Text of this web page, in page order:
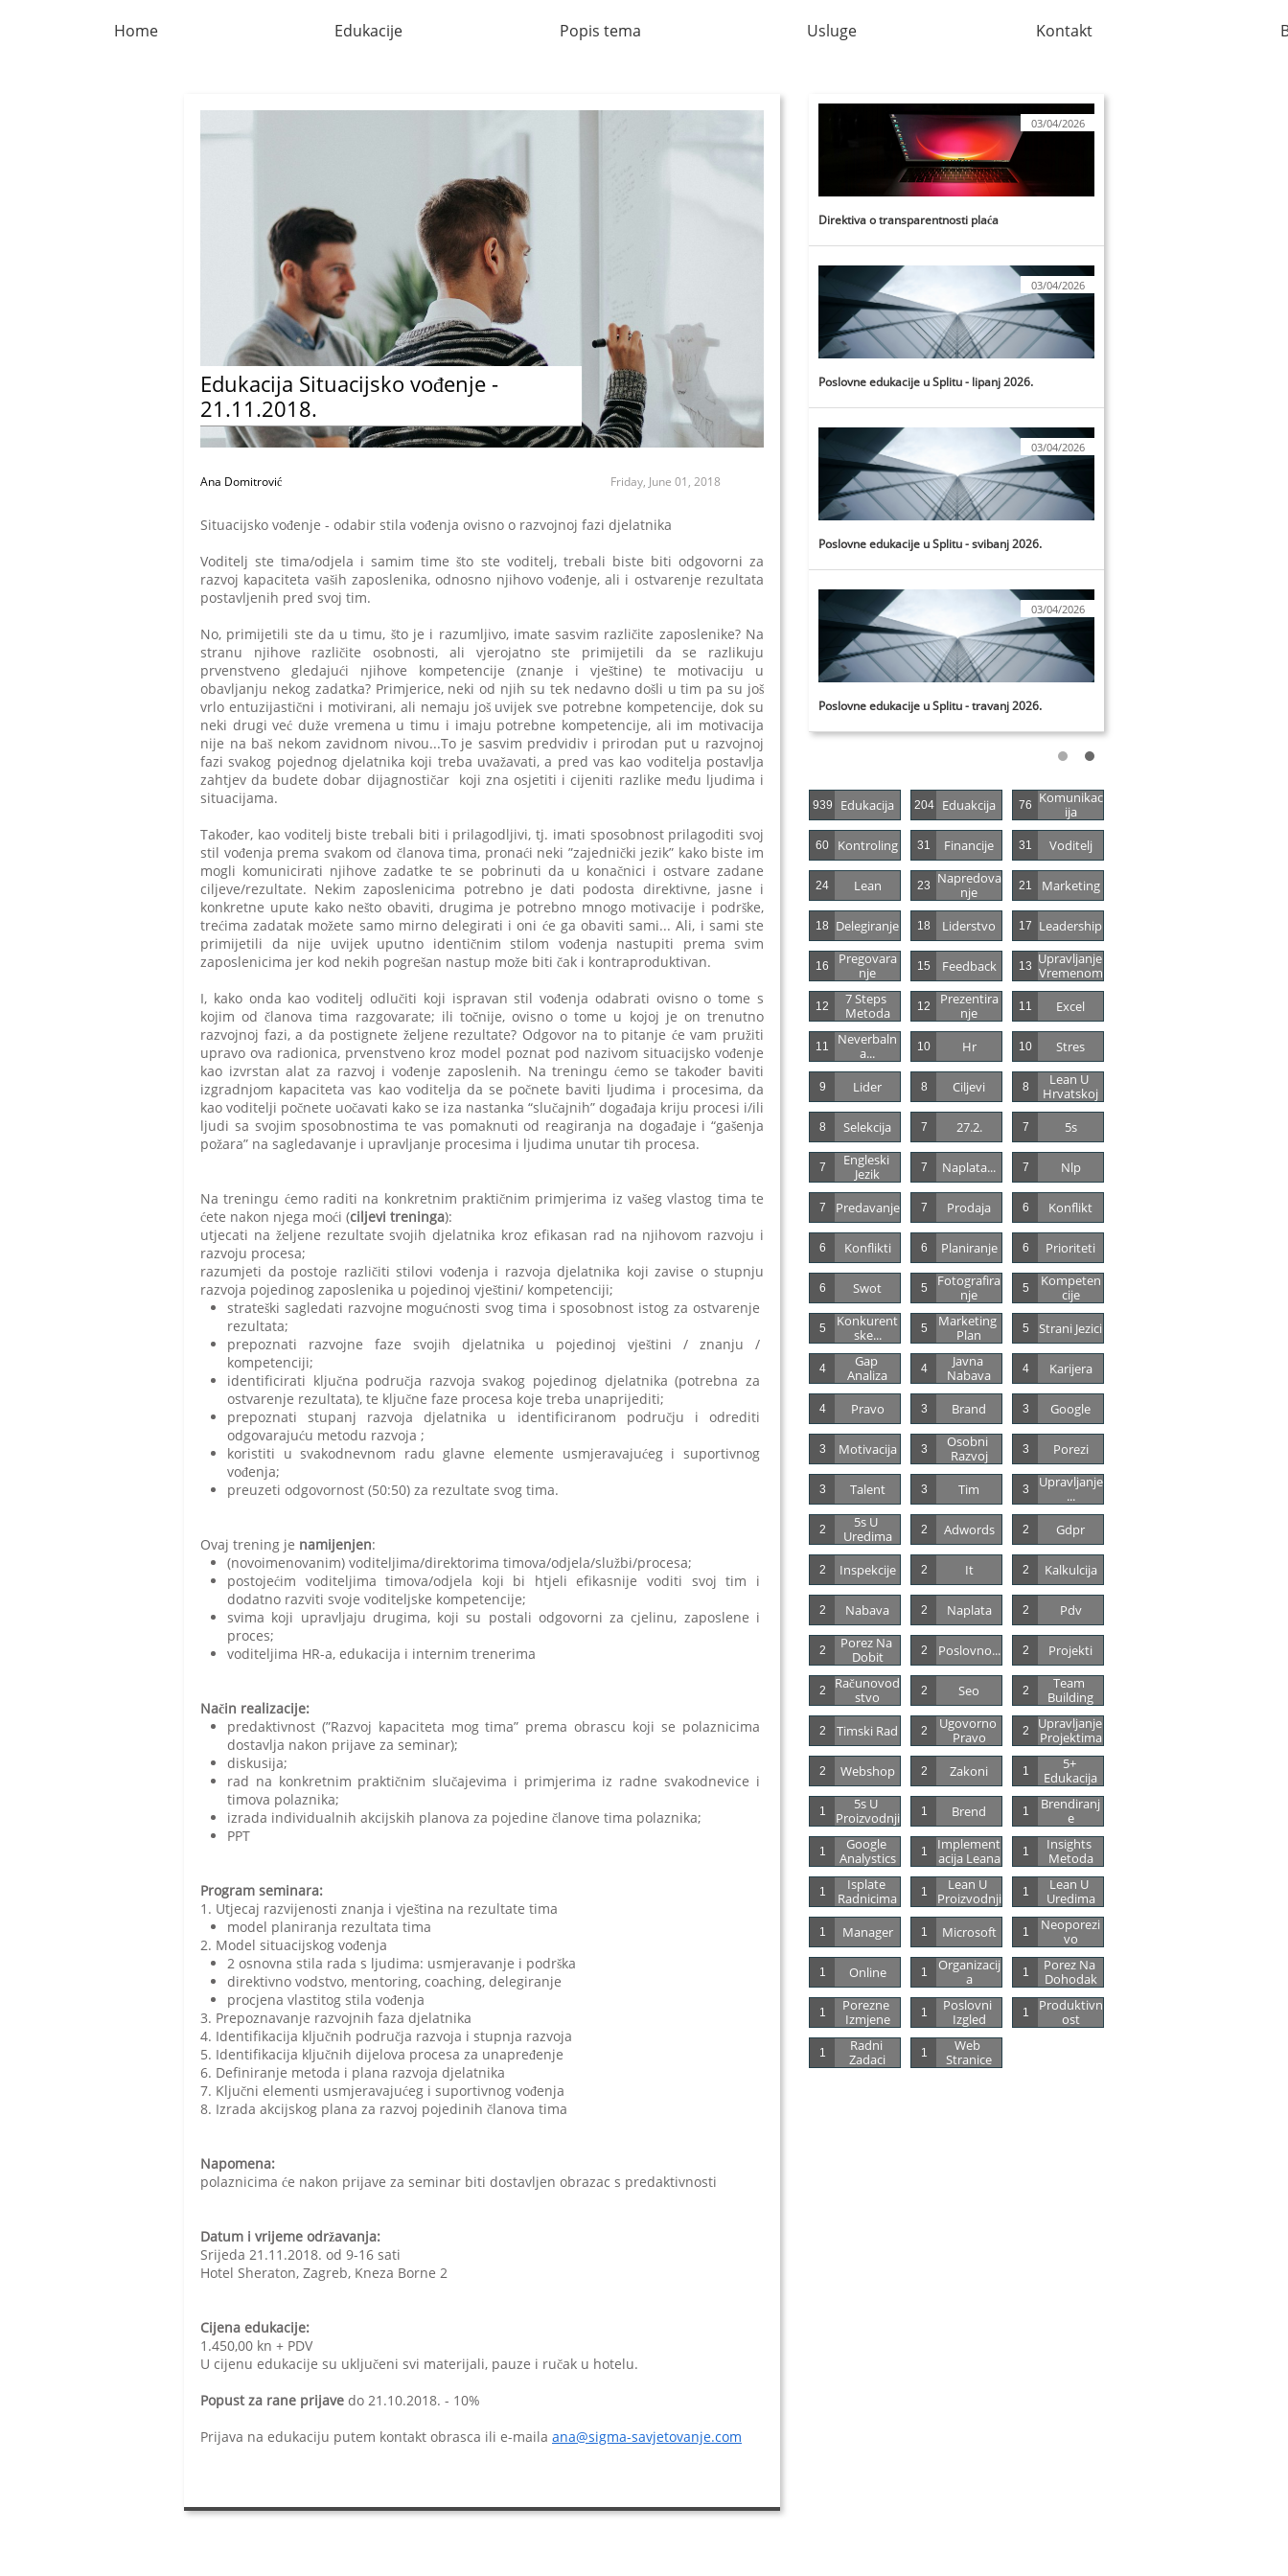
Home Edukacije Popis tema Usluge Kontakt
Direktiva o transparentnosti plaća
03/04/2026
Poslovne edukacije u Splitu - lipanj 2026.
03/04/2026
Poslovne edukacije u Splitu - svibanj 2026.
03/04/2026
Poslovne edukacije u Splitu - travanj 2026.
03/04/2026
Friday, June 01, 2018
Situacijsko vođenje - odabir stila vođenja ovisno o razvojnoj fazi djelatnika
Voditelj ste tima/odjela i samim time što ste voditelj, trebali biste biti odgovorni za
razvoj kapaciteta vaših zaposlenika, odnosno njihovo vođenje, ali i ostvarenje rezultata
postavljenih pred svoj tim.
No, primijetili ste da u timu, što je i razumljivo, imate sasvim različite zaposlenike? Na
stranu njihove različite osobnosti, ali vjerojatno ste primijetili da se razlikuju
prvenstveno gledajući njihove kompetencije (znanje i vještine) te motivaciju u
obavljanju nekog zadatka? Primjerice, neki od njih su tek nedavno došli u tim pa su još
vrlo entuzijastični i motivirani, ali nemaju još uvijek sve potrebne kompetencije, dok su
neki drugi već duže vremena u timu i imaju potrebne kompetencije, ali im motivacija
nije na baš nekom zavidnom nivou...To je sasvim predvidiv i prirodan put u razvojnoj
fazi svakog pojednog djelatnika koji treba uvažavati, a pred vas kao voditelja postavlja
zahtjev da budete dobar dijagnostičar koji zna osjetiti i cijeniti razlike među ljudima i
situacijama.
Također, kao voditelj biste trebali biti i prilagodljivi, tj. imati sposobnost prilagoditi svoj
stil vođenja prema svakom od članova tima, pronaći neki ”zajednički jezik” kako biste im
mogli komunicirati njihove zadatke te se pobrinuti da u konačnici i ostvare zadane
ciljeve/rezultate. Nekim zaposlenicima potrebno je dati podosta direktivne, jasne i
konkretne upute kako nešto obaviti, drugima je potrebno mnogo motivacije i podrške,
trećima zadatak možete samo mirno delegirati i oni će ga obaviti sami... Ali, i sami ste
primijetili da nije uvijek uputno identičnim stilom vođenja nastupiti prema svim
zaposlenicima jer kod nekih pogrešan nastup može biti čak i kontraproduktivan.
I, kako onda kao voditelj odlučiti koji ispravan stil vođenja odabrati ovisno o tome s
kojim od članova tima razgovarate; ili točnije, ovisno o tome u kojoj je on trenutno
razvojnoj fazi, a da postignete željene rezultate? Odgovor na to pitanje će vam pružiti
upravo ova radionica, prvenstveno kroz model poznat pod nazivom situacijsko vođenje
kao izvrstan alat za razvoj i vođenje zaposlenih. Na treningu ćemo se također baviti
izgradnjom kapaciteta vas kao voditelja da se počnete baviti ljudima i procesima, da
kao voditelji počnete uočavati kako se iza nastanka “slučajnih” događaja kriju procesi i/ili
ljudi sa svojim sposobnostima te vas pomaknuti od reagiranja na događaje i “gašenja
požara” na sagledavanje i upravljanje procesima i ljudima unutar tih procesa.
Na treningu ćemo raditi na konkretnim praktičnim primjerima iz vašeg vlastog tima te
ćete nakon njega moći (ciljevi treninga):
utjecati na željene rezultate svojih djelatnika kroz efikasan rad na njihovom razvoju i
razvoju procesa;
razumjeti da postoje različiti stilovi vođenja i razvoja djelatnika koji zavise o stupnju
razvoja pojedinog zaposlenika u pojedinoj vještini/ kompetenciji;
strateški sagledati razvojne mogućnosti svog tima i sposobnost istog za ostvarenje
rezultata;
prepoznati razvojne faze svojih djelatnika u pojedinoj vještini / znanju /
kompetenciji;
identificirati ključna područja razvoja svakog pojedinog djelatnika (potrebna za
ostvarenje rezultata), te ključne faze procesa koje treba unaprijediti;
prepoznati stupanj razvoja djelatnika u identificiranom području i odrediti
odgovarajuću metodu razvoja ;
koristiti u svakodnevnom radu glavne elemente usmjeravajućeg i suportivnog
vođenja;
preuzeti odgovornost (50:50) za rezultate svog tima.
Ovaj trening je namijenjen:
(novoimenovanim) voditeljima/direktorima timova/odjela/službi/procesa;
postojećim voditeljima timova/odjela koji bi htjeli efikasnije voditi svoj tim i
dodatno razviti svoje voditeljske kompetencije;
svima koji upravljaju drugima, koji su postali odgovorni za cjelinu, zaposlene i
proces;
voditeljima HR-a, edukacija i internim trenerima
Način realizacije:
predaktivnost (”Razvoj kapaciteta mog tima” prema obrascu koji se polaznicima
dostavlja nakon prijave za seminar);
diskusija;
rad na konkretnim praktičnim slučajevima i primjerima iz radne svakodnevice i
timova polaznika;
izrada individualnih akcijskih planova za pojedine članove tima polaznika;
PPT
Program seminara:
1. Utjecaj razvijenosti znanja i vještina na rezultate tima
model planiranja rezultata tima
2. Model situacijskog vođenja
2 osnovna stila rada s ljudima: usmjeravanje i podrška
direktivno vodstvo, mentoring, coaching, delegiranje
procjena vlastitog stila vođenja
3. Prepoznavanje razvojnih faza djelatnika
4. Identifikacija ključnih područja razvoja i stupnja razvoja
5. Identifikacija ključnih dijelova procesa za unapređenje
6. Definiranje metoda i plana razvoja djelatnika
7. Ključni elementi usmjeravajućeg i suportivnog vođenja
8. Izrada akcijskog plana za razvoj pojedinih članova tima
Napomena:
polaznicima će nakon prijave za seminar biti dostavljen obrazac s predaktivnosti
Datum i vrijeme održavanja:
Srijeda 21.11.2018. od 9-16 sati
Hotel Sheraton, Zagreb, Kneza Borne 2
Cijena edukacije:
1.450,00 kn + PDV
U cijenu edukacije su uključeni svi materijali, pauze i ručak u hotelu.
Popust za rane prijave do 21.10.2018. - 10%
Prijava na edukaciju putem kontakt obrasca ili e-maila ana@sigma-savjetovanje.com
Ana Domitrović
Edukacija Situacijsko vođenje -
21.11.2018.
Edukacija
939 Eduakcija
204
Komunikac
Ija
76
Kontroling
60 Financije
31 Voditelj
31
Lean
24
Napredova
Nje
23 Marketing
21
Delegiranje
18 Liderstvo
18 Leadership
17
Pregovara
Nje
16 Feedback
15
Upravljanje
Vremenom
13
7 Steps
Metoda
12
Prezentira
Nje
12 Excel
11
Neverbaln
A...
11 Hr
10 Stres
10
Lider
9 Ciljevi
8
Lean U
Hrvatskoj
8
Selekcija
8 27.2.
7 5s
7
Engleski
Jezik
7 Naplata...
7 Nlp
7
Predavanje
7 Prodaja
7 Konflikt
6
Konflikti
6 Planiranje
6 Prioriteti
6
Swot
6
Fotografira
Nje
5
Kompeten
Cije
5
Konkurent
Ske...
5
Marketing
Plan
5 Strani Jezici
5
Gap
Analiza
4
Javna
Nabava
4 Karijera
4
Pravo
4 Brand
3 Google
3
Motivacija
3
Osobni
Razvoj
3 Porezi
3
Talent
3 Tim
3
Upravljanje
...
3
5s U
Uredima
2 Adwords
2 Gdpr
2
Inspekcije
2 It
2 Kalkulcija
2
Nabava
2 Naplata
2 Pdv
2
Porez Na
Dobit
2 Poslovno...
2 Projekti
2
Računovod
Stvo
2 Seo
2
Team
Building
2
Timski Rad
2
Ugovorno
Pravo
2
Upravljanje
Projektima
2
Webshop
2 Zakoni
2
5+
Edukacija
1
5s U
Proizvodnji
1 Brend
1
Brendiranj
E
1
Google
Analystics
1
Implement
Acija Leana
1
Insights
Metoda
1
Isplate
Radnicima
1
Lean U
Proizvodnji
1
Lean U
Uredima
1
Manager
1 Microsoft
1
Neoporezi
Vo
1
Online
1
Organizacij
A
1
Porez Na
Dohodak
1
Porezne
Izmjene
1
Poslovni
Izgled
1
Produktivn
Ost
1
Radni
Zadaci
1
Web
Stranice
1